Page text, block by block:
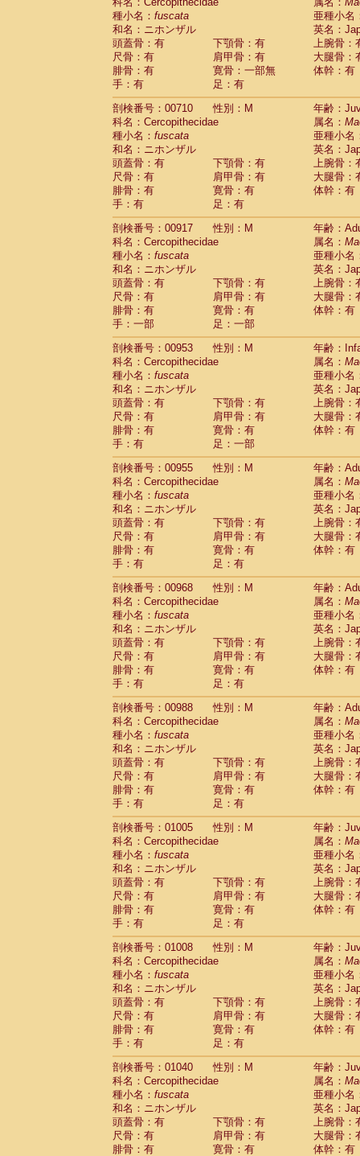
種小名： fuscata
亜種小名
和名：ニホンザル
英名：
頭蓋骨：有
下顎骨：有
上腕骨：
尺骨：有
肩甲骨：有
大腿骨：
腓骨：有
寛骨：一部無
体幹：有
手：有
足：有
剖検番号：00710
性別：M
年齢：
科名：Cercopithecidae
属名：
種小名： fuscata
亜種小名
和名：ニホンザル
英名：
頭蓋骨：有
下顎骨：有
上腕骨：
尺骨：有
肩甲骨：有
大腿骨：
腓骨：有
寛骨：有
体幹：有
手：有
足：有
剖検番号：00917
性別：M
年齢：
科名：Cercopithecidae
属名：
種小名： fuscata
亜種小名
和名：ニホンザル
英名：
頭蓋骨：有
下顎骨：有
上腕骨：
尺骨：有
肩甲骨：有
大腿骨：
腓骨：有
寛骨：有
体幹：有
手：一部
足：一部
剖検番号：00953
性別：M
年齢：
科名：Cercopithecidae
属名：
種小名： fuscata
亜種小名
和名：ニホンザル
英名：
頭蓋骨：有
下顎骨：有
上腕骨：
尺骨：有
肩甲骨：有
大腿骨：
腓骨：有
寛骨：有
体幹：有
手：有
足：一部
剖検番号：00955
性別：M
年齢：
科名：Cercopithecidae
属名：
種小名： fuscata
亜種小名
和名：ニホンザル
英名：
頭蓋骨：有
下顎骨：有
上腕骨：
尺骨：有
肩甲骨：有
大腿骨：
腓骨：有
寛骨：有
体幹：有
手：有
足：有
剖検番号：00968
性別：M
年齢：
科名：Cercopithecidae
属名：
種小名： fuscata
亜種小名
和名：ニホンザル
英名：
頭蓋骨：有
下顎骨：有
上腕骨：
尺骨：有
肩甲骨：有
大腿骨：
腓骨：有
寛骨：有
体幹：有
手：有
足：有
剖検番号：00988
性別：M
年齢：
科名：Cercopithecidae
属名：
種小名： fuscata
亜種小名
和名：ニホンザル
英名：
頭蓋骨：有
下顎骨：有
上腕骨：
尺骨：有
肩甲骨：有
大腿骨：
腓骨：有
寛骨：有
体幹：有
手：有
足：有
剖検番号：01005
性別：M
年齢：
科名：Cercopithecidae
属名：
種小名： fuscata
亜種小名
和名：ニホンザル
英名：
頭蓋骨：有
下顎骨：有
上腕骨：
尺骨：有
肩甲骨：有
大腿骨：
腓骨：有
寛骨：有
体幹：有
手：有
足：有
剖検番号：01008
性別：M
年齢：
科名：Cercopithecidae
属名：
種小名： fuscata
亜種小名
和名：ニホンザル
英名：
頭蓋骨：有
下顎骨：有
上腕骨：
尺骨：有
肩甲骨：有
大腿骨：
腓骨：有
寛骨：有
体幹：有
手：有
足：有
剖検番号：01040
性別：M
年齢：
科名：Cercopithecidae
属名：
種小名： fuscata
亜種小名
和名：ニホンザル
英名：
頭蓋骨：有
下顎骨：有
上腕骨：
尺骨：有
肩甲骨：有
大腿骨：
腓骨：有
寛骨：有
体幹：有